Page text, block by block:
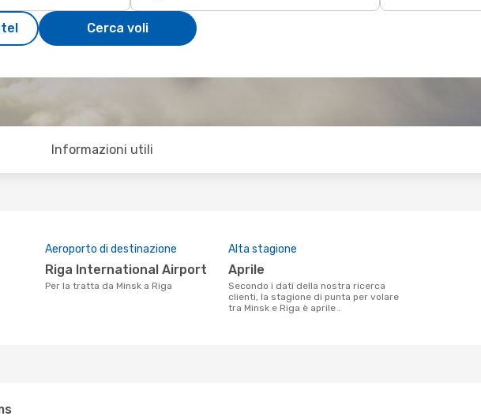
Cerca voli
Informazioni utili
Aeroporto di destinazione
Riga International Airport
Per la tratta da Minsk a Riga
Alta stagione
aprile
Secondo i dati della nostra ricerca
clienti, la stagione di punta per volare
tra Minsk e Riga è aprile .